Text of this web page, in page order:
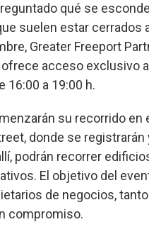
qué se
suelen estar cerrados
Greater Freeport
acceso exclusivo
16:00 a 19:00 h.
su recorrido en
donde se
podrán recorrer
El objetivo del
de negocios,
compromiso.